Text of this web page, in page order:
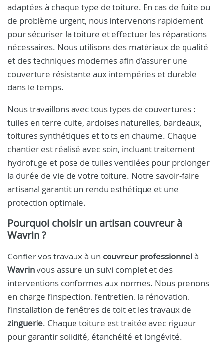
adaptées à chaque type de toiture. En cas de fuite ou
de problème urgent, nous intervenons rapidement
pour sécuriser la toiture et effectuer les réparations
nécessaires. Nous utilisons des matériaux de qualité
et des techniques modernes afin d’assurer une
couverture résistante aux intempéries et durable
dans le temps.
Nous travaillons avec tous types de couvertures :
tuiles en terre cuite, ardoises naturelles, bardeaux,
toitures synthétiques et toits en chaume. Chaque
chantier est réalisé avec soin, incluant traitement
hydrofuge et pose de tuiles ventilées pour prolonger
la durée de vie de votre toiture. Notre savoir-faire
artisanal garantit un rendu esthétique et une
protection optimale.
Pourquoi choisir un artisan couvreur à
Wavrin ?
Confier vos travaux à un couvreur professionnelà
Wavrinvous assure un suivi complet et des
interventions conformes aux normes. Nous prenons
en charge l’inspection, l’entretien, la rénovation,
l’installation de fenêtres de toit et les travaux de
zinguerie. Chaque toiture est traitée avec rigueur
pour garantir solidité, étanchéité et longévité.